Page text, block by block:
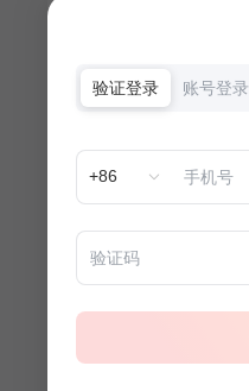
验证登录 账号登录
+86